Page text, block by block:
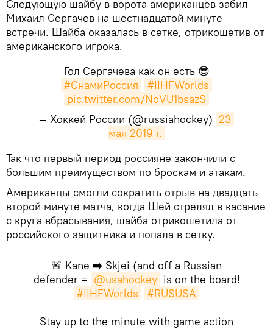
Следующую шайбу в ворота американцев забил
Михаил Сергачев на шестнадцатой минуте
встречи. Шайба оказалась в сетке, отрикошетив от
американского игрока.
Гол Сергачева как он есть 😎
#СнамиРоссия
#IIHFWorlds
pic.twitter.com/NoVU1bsazS
— Хоккей России (@russiahockey) 23
мая 2019 г.
​Так что первый период россияне закончили с
большим преимуществом по броскам и атакам.
Американцы смогли сократить отрыв на двадцать
второй минуте матча, когда Шей стрелял в касание
с круга вбрасывания, шайба отрикошетила от
российского защитника и попала в сетку.
🚨 Kane ➡️ Skjei (and off a Russian
defender = @usahockey is on the board!
#IIHFWorlds
#RUSUSA
Stay up to the minute with game action